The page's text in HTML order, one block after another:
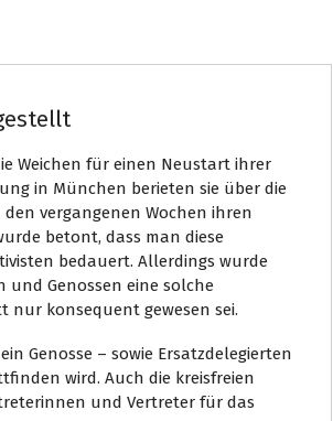
Weichen für einen Neustart ihrer
in München berieten sie über die
vergangenen Wochen ihren
betont, dass man diese
bedauert. Allerdings wurde
und Genossen eine solche
nur konsequent gewesen sei.
Genosse – sowie Ersatzdelegierten
wird. Auch die kreisfreien
und Vertreter für das